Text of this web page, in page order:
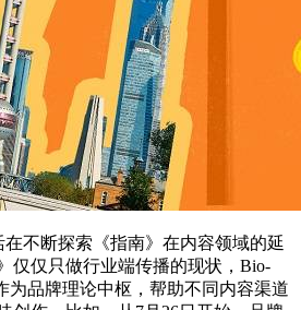
不断探索《指南》在内容领域的延
仅仅只做行业端传播的现状，Bio-
为品牌理论中枢，帮助不同内容渠道